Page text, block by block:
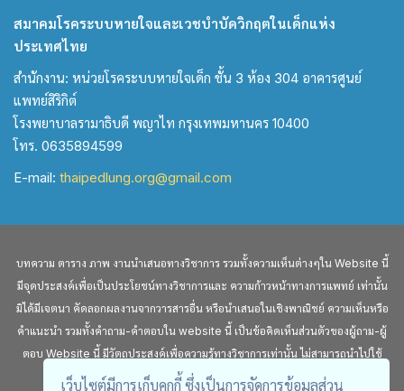
เว็บไซต์มีการเก็บคุกกี้ ซึ่งเป็นการจัดการข้อมูลส่วน
สมาคมโรคระบบหายใจและเวชบำบัดวิกฤตในเด็กแห่ง
ประเทศไทย
สำนักงาน: หน่วยโรคระบบหายใจเด็ก ชั้น 3 ห้อง 304 อาคารศูนย์
แพทย์สิริกิต์
โรงพยาบาลรามาธิบดี พญาไท กรุงเทพมหานคร 10400
โทร. 0635894599
E-mail: thaipedlung.org@gmail.com
บทความ ตาราง ภาพ งานนำเสนอทางวิชาการ รวมทั้งความเห็นต่างๆใน Website นี้
มีจุดประสงค์เพื่อเป็นประโยชน์ทางวิชาการและ ความก้าวหน้าทางการแพทย์ เท่านั้น
มิได้มีเจตนา คัดลอกผลงานจากวารสารอื่น หรือนำเสนอในเชิงพาณิชย์ ความเห็นหรือ
คำแนะนำ รวมทั้งคำถาม-คำตอบใน website นี้ เป็นข้อคิดเห็นส่วนตัวของผู้ถาม-ผู้
ตอบ Website นี้ มีวัตถุประสงค์เพื่อความรู้ทางวิชาการเท่านั้น ไม่สามารถนำไปใช้
อ้างอิงทางกฎหมายได้